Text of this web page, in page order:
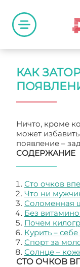
КАК
Ничто, кроме
может
появление –
СОДЕРЖАНИЕ
Сто очков
Что ни
Соломенная
Без
Почем
Курить –
Спорт за
Солнце –
СТО ОЧКОВ